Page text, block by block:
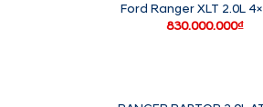
Ford Ranger XLT 2.0L
830.000.000₫